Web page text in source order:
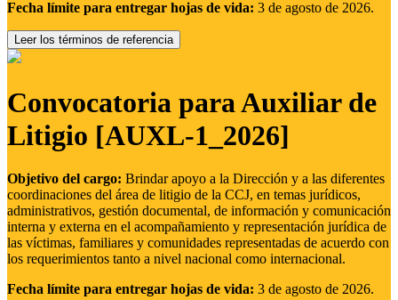
Fecha límite para entregar hojas de vida: 3 de agosto de 2026.
Leer los términos de referencia
Convocatoria para Auxiliar de
Litigio [AUXL-1_2026]
Objetivo del cargo: Brindar apoyo a la Dirección y a las diferentes
coordinaciones del área de litigio de la CCJ, en temas jurídicos,
administrativos, gestión documental, de información y comunicación
interna y externa en el acompañamiento y representación jurídica de
las víctimas, familiares y comunidades representadas de acuerdo con
los requerimientos tanto a nivel nacional como internacional.
Fecha límite para entregar hojas de vida: 3 de agosto de 2026.